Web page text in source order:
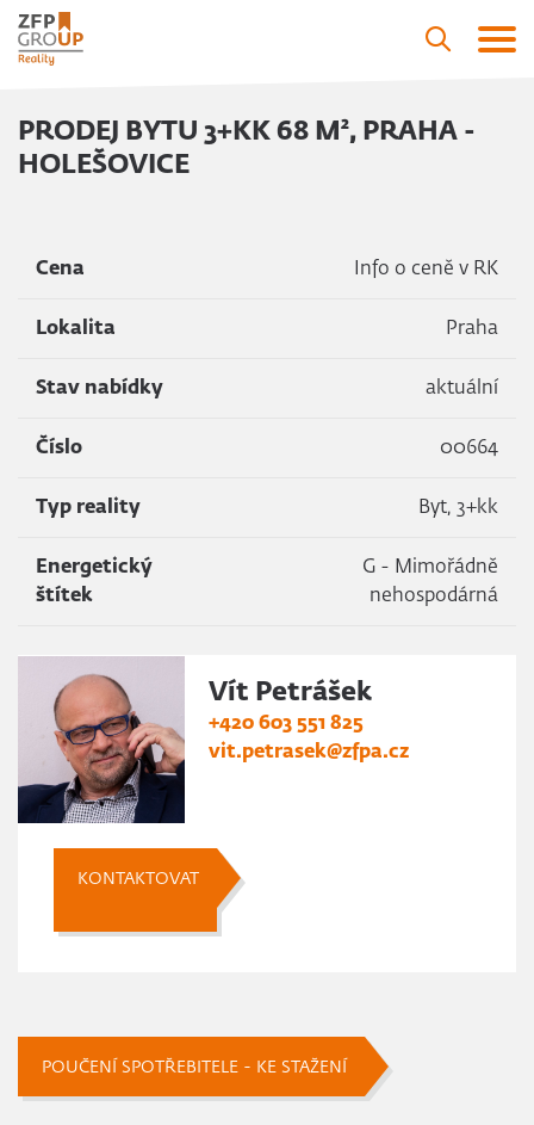
PRODEJ BYTU 3+KK 68 M², PRAHA -
HOLEŠOVICE
Cena Info o ceně v RK
Lokalita Praha
Stav nabídky aktuální
Číslo 00664
Typ reality Byt, 3+kk
Energetický
štítek
G - Mimořádně
nehospodárná
Vít Petrášek
+420 603 551 825
vit.petrasek@zfpa.cz
KONTAKTOVAT
POUČENÍ SPOTŘEBITELE - KE STAŽENÍ